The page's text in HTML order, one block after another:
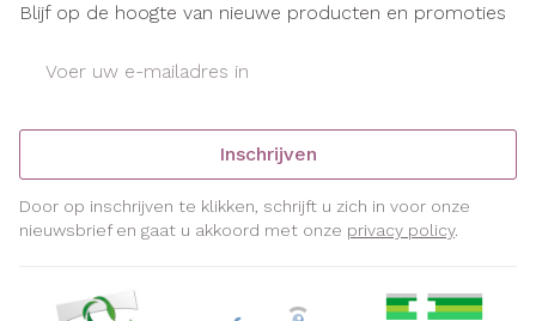
Blijf op de hoogte van nieuwe producten en promoties
Inschrijven
Door op inschrijven te klikken, schrijft u zich in voor onze
nieuwsbrief en gaat u akkoord met onze privacy policy.